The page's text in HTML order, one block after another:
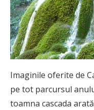
Imaginile oferite de
pe tot parcursul
toamna cascada